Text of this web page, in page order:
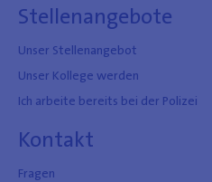
Stellenangebote
Unser Stellenangebot
Unser Kollege werden
Ich arbeite bereits bei der Polizei
Kontakt
Fragen